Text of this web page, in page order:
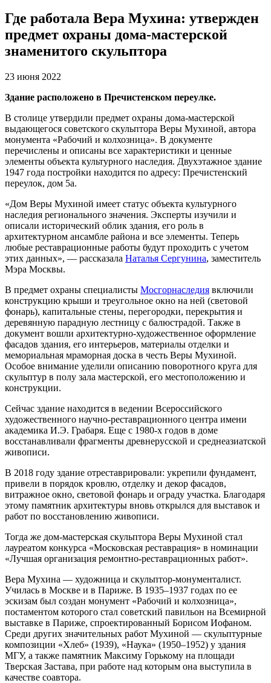
Где работала Вера Мухина: утвержден
предмет охраны дома-мастерской
знаменитого скульптора
23 июня 2022
Здание расположено в Пречистенском переулке.
В столице утвердили предмет охраны дома-мастерской
выдающегося советского скульптора Веры Мухиной, автора
монумента «Рабочий и колхозница». В документе
перечислены и описаны все характеристики и ценные
элементы объекта культурного наследия. Двухэтажное здание
1947 года постройки находится по адресу: Пречистенский
переулок, дом 5а.
«Дом Веры Мухиной имеет статус объекта культурного
наследия регионального значения. Эксперты изучили и
описали исторический облик здания, его роль в
архитектурном ансамбле района и все элементы. Теперь
любые реставрационные работы будут проходить с учетом
этих данных», — рассказала Наталья Сергунина, заместитель
Мэра Москвы.
В предмет охраны специалисты Мосгорнаследия включили
конструкцию крыши и треугольное окно на ней (световой
фонарь), капитальные стены, перегородки, перекрытия и
деревянную парадную лестницу с балюстрадой. Также в
документ вошли архитектурно-художественное оформление
фасадов здания, его интерьеров, материалы отделки и
мемориальная мраморная доска в честь Веры Мухиной.
Особое внимание уделили описанию поворотного круга для
скульптур в полу зала мастерской, его местоположению и
конструкции.
Сейчас здание находится в ведении Всероссийского
художественного научно-реставрационного центра имени
академика И.Э. Грабаря. Еще с 1980-х годов в доме
восстанавливали фрагменты древнерусской и среднеазиатской
живописи.
В 2018 году здание отреставрировали: укрепили фундамент,
привели в порядок кровлю, отделку и декор фасадов,
витражное окно, световой фонарь и ограду участка. Благодаря
этому памятник архитектуры вновь открылся для выставок и
работ по восстановлению живописи.
Тогда же дом-мастерская скульптора Веры Мухиной стал
лауреатом конкурса «Московская реставрация» в номинации
«Лучшая организация ремонтно-реставрационных работ».
Вера Мухина — художница и скульптор-монументалист.
Училась в Москве и в Париже. В 1935–1937 годах по ее
эскизам был создан монумент «Рабочий и колхозница»,
постаментом которого стал советский павильон на Всемирной
выставке в Париже, спроектированный Борисом Иофаном.
Среди других значительных работ Мухиной — скульптурные
композиции «Хлеб» (1939), «Наука» (1950–1952) у здания
МГУ, а также памятник Максиму Горькому на площади
Тверская Застава, при работе над которым она выступила в
качестве соавтора.